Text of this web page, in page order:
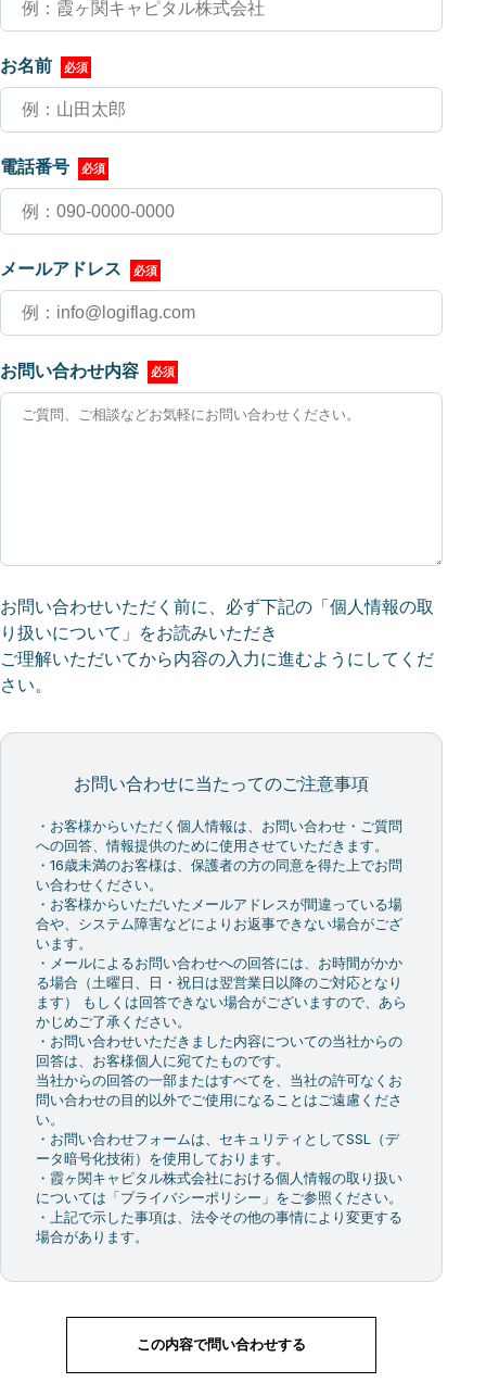
お名前
電話番号
メールアドレス
お問い合わせ内容
お問い合わせいただく前に、必ず下記の「個人情報の取
り扱いについて」をお読みいただき
ご理解いただいてから内容の入力に進むようにしてくだ
さい。
お問い合わせに当たってのご注意事項
・お客様からいただく個人情報は、お問い合わせ・ご質問
への回答、情報提供のために使用させていただきます。
・16歳未満のお客様は、保護者の方の同意を得た上でお問
い合わせください。
・お客様からいただいたメールアドレスが間違っている場
合や、システム障害などによりお返事できない場合がござ
います。
・メールによるお問い合わせへの回答には、お時間がかか
る場合（土曜日、日・祝日は翌営業日以降のご対応となり
ます） もしくは回答できない場合がございますので、あら
かじめご了承ください。
・お問い合わせいただきました内容についての当社からの
回答は、お客様個人に宛てたものです。
当社からの回答の一部またはすべてを、当社の許可なくお
問い合わせの目的以外でご使用になることはご遠慮くださ
い。
・お問い合わせフォームは、セキュリティとしてSSL（デ
ータ暗号化技術）を使用しております。
・霞ヶ関キャピタル株式会社における個人情報の取り扱い
については「プライバシーポリシー」をご参照ください。
・上記で示した事項は、法令その他の事情により変更する
場合があります。